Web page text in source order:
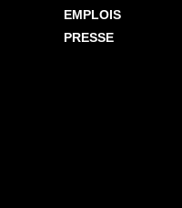
EMPLOIS
PRESSE